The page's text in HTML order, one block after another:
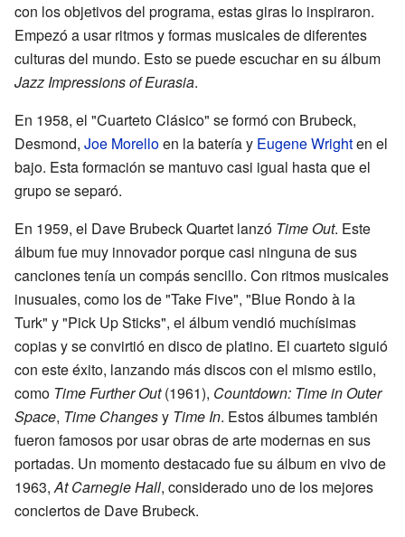
con los objetivos del programa, estas giras lo inspiraron.
Empezó a usar ritmos y formas musicales de diferentes
culturas del mundo. Esto se puede escuchar en su álbum
Jazz Impressions of Eurasia.
En 1958, el "Cuarteto Clásico" se formó con Brubeck,
Desmond, Joe Morelloen la batería y Eugene Wrighten el
bajo. Esta formación se mantuvo casi igual hasta que el
grupo se separó.
En 1959, el Dave Brubeck Quartet lanzó Time Out. Este
álbum fue muy innovador porque casi ninguna de sus
canciones tenía un compás sencillo. Con ritmos musicales
inusuales, como los de "Take Five", "Blue Rondo à la
Turk" y "Pick Up Sticks", el álbum vendió muchísimas
copias y se convirtió en disco de platino. El cuarteto siguió
con este éxito, lanzando más discos con el mismo estilo,
como Time Further Out(1961), Countdown: Time in Outer
Space, Time Changesy Time In. Estos álbumes también
fueron famosos por usar obras de arte modernas en sus
portadas. Un momento destacado fue su álbum en vivo de
1963,At Carnegie Hall, considerado uno de los mejores
conciertos de Dave Brubeck.